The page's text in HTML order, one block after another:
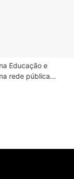
Educação e
rede pública...